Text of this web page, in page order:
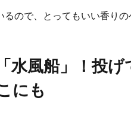
ので、とってもいい香りの
水風船」！投
にも